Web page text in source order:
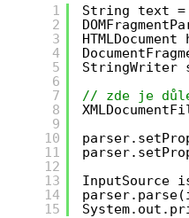
1
2
3
4
5
6
7
8
9
10
11
12
13
14
15
String text =
StringWriter
// zde je
InputSource